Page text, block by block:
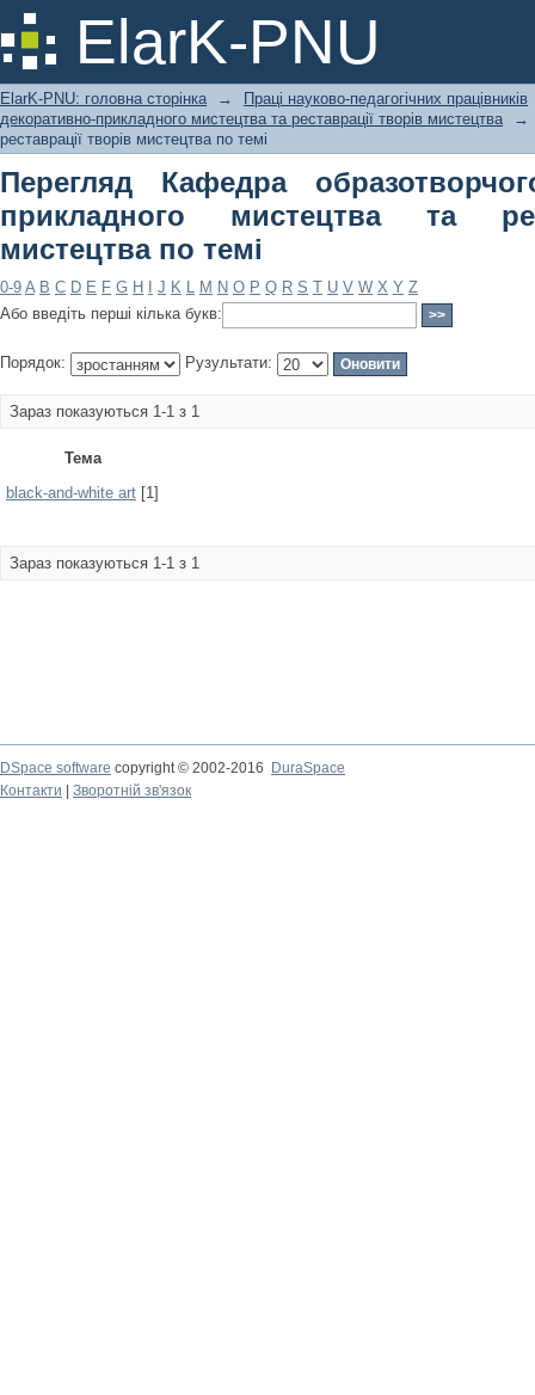
ElarK-PNU
Перегляд Кафедра
реставрації творів мистецтва по
ElarK-PNU: головна сторінка →
Праці науково-педагогічних працівників
декоративно-прикладного мистецтва та реставрації творів мистецтва
→
реставрації творів мистецтва по темі
Перегляд Кафедра
прикладного мистецтва та
мистецтва по темі
0-9 A B C D E F G H J K L M N O P Q R S T U V W X Y Z
Або введіть перші кілька букв:
Порядок: Рузультати:
Зараз показуються 1-1 з 1
Тема
black-and-white art [1]
Зараз показуються 1-1 з 1
DSpace software copyright © 2002-2016
DuraSpace
Контакти
Зворотній зв'язок